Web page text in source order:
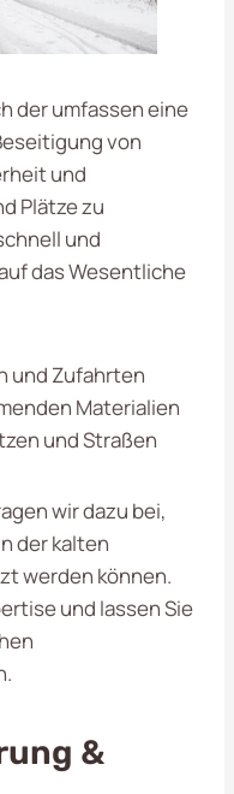
derumfassen eine
von
und
Plätze zu
und
das Wesentliche
und Zufahrten
Materialien
und Straßen
wir dazu bei,
der kalten
werden können.
und lassen Sie
&